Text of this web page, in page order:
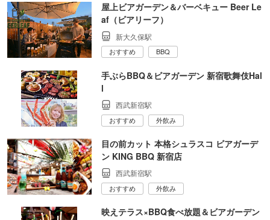
屋上ビアガーデン＆バーベキュー Beer Le
af（ビアリーフ）
新大久保駅
おすすめ BBQ
手ぶらBBQ＆ビアガーデン 新宿歌舞伎Hal
l
西武新宿駅
おすすめ 外飲み
目の前カット 本格シュラスコ ビアガーデ
ン KING BBQ 新宿店
西武新宿駅
おすすめ 外飲み
映えテラス×BBQ食べ放題＆ビアガーデン